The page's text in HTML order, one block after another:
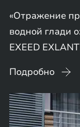
«Отражение
водной глади
EXEED
Подробно